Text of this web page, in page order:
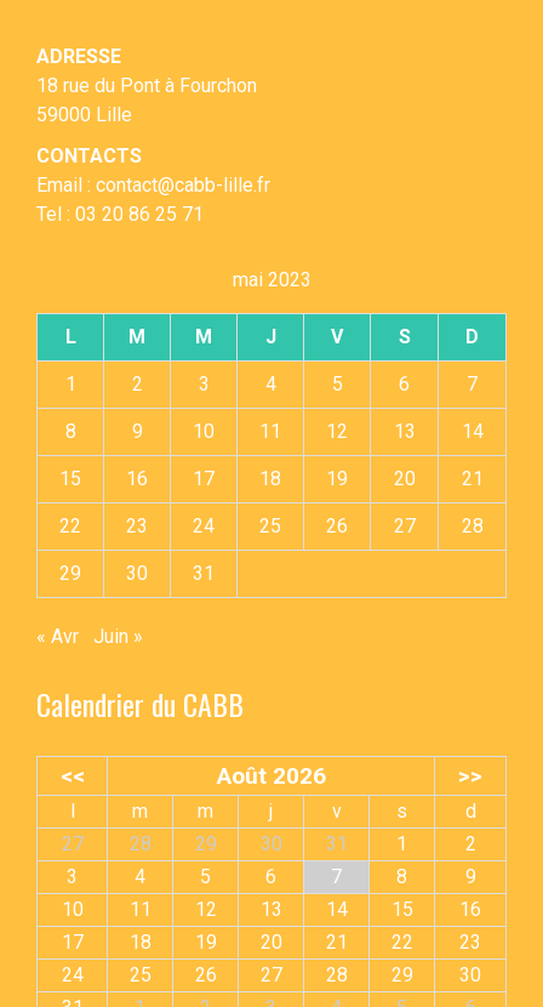
ADRESSE
18 rue du Pont à Fourchon
59000 Lille
CONTACTS
Email : contact@cabb-lille.fr
Tel : 03 20 86 25 71
mai 2023
L M M J V S D
1 2 3 4 5 6 7
8 9 10 11 12 13 14
15 16 17 18 19 20 21
22 23 24 25 26 27 28
29 30 31
« Avr Juin »
Calendrier du CABB
<< Août 2026 >>
l m m j v s
d
27
28 29 30 31 1
2
3
4 5 6 7 8
9
10
11 12 13 14 15
16
17
18 19 20 21 22
23
24
25 26 27 28 29
30